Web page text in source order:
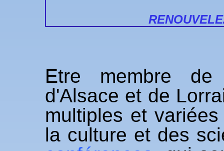
Etre membre de
d'Alsace et de
multiples et
la culture et des